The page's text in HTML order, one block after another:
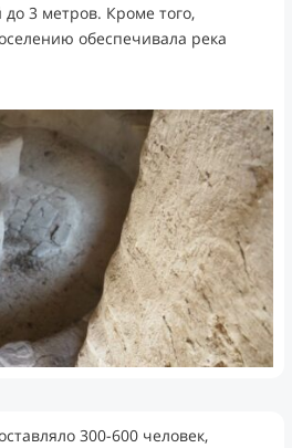
3 метров. Кроме того,
обеспечивала река
300-600 человек,